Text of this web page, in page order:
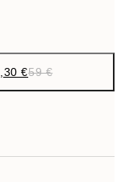
€59 €